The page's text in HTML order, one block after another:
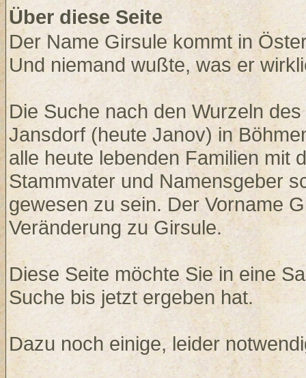
Über diese Seite
Der Name Girsule kommt in
Und niemand wußte, was er
Die Suche nach den Wurzeln
Jansdorf (heute Janov) in
alle heute lebenden Familien mit
Stammvater und Namensgeber
gewesen zu sein. Der Vorname
Veränderung zu Girsule.
Diese Seite möchte Sie in eine
Suche bis jetzt ergeben hat.
Dazu noch einige, leider